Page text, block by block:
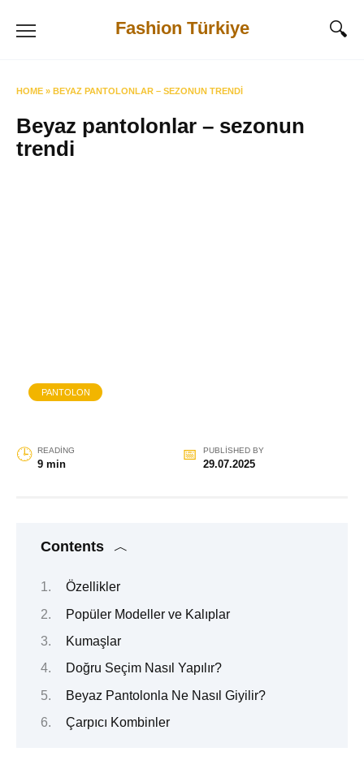
Fashion Türkiye
HOME » BEYAZ PANTOLONLAR – SEZONUN TRENDI
Beyaz pantolonlar – sezonun
trendi
PANTOLON
READING
9 min
PUBLISHED BY
29.07.2025
Contents
Özellikler
Popüler Modeller ve Kalıplar
Kumaşlar
Doğru Seçim Nasıl Yapılır?
Beyaz Pantolonla Ne Nasıl Giyilir?
Çarpıcı Kombinler